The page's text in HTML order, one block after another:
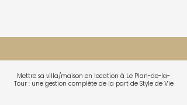
Mettre sa villa/maison en location à Le Plan-de-la-
Tour : une gestion complète de la part de Style de Vie